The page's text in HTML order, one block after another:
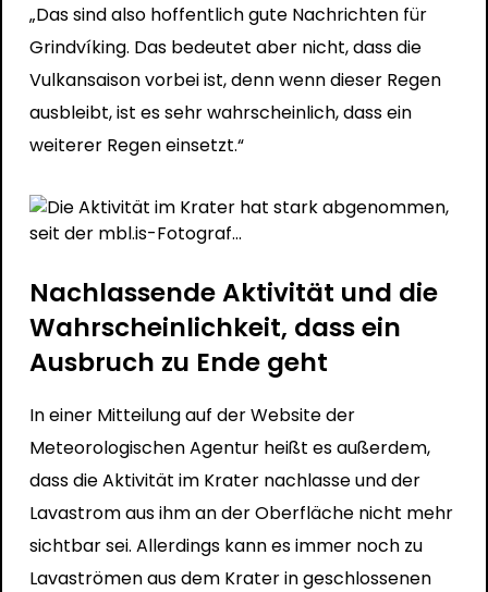
„Das sind also hoffentlich gute Nachrichten für
Grindvíking. Das bedeutet aber nicht, dass die
Vulkansaison vorbei ist, denn wenn dieser Regen
ausbleibt, ist es sehr wahrscheinlich, dass ein
weiterer Regen einsetzt.“
Nachlassende Aktivität und die
Wahrscheinlichkeit, dass ein
Ausbruch zu Ende geht
In einer Mitteilung auf der Website der
Meteorologischen Agentur heißt es außerdem,
dass die Aktivität im Krater nachlasse und der
Lavastrom aus ihm an der Oberfläche nicht mehr
sichtbar sei. Allerdings kann es immer noch zu
Lavaströmen aus dem Krater in geschlossenen